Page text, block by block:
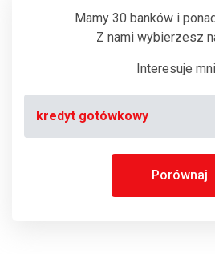
Mamy 30 banków i
Z nami wybierzesz
Interesuje
kredyt gotówkowy
Porównaj